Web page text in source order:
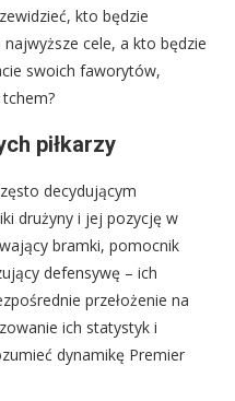
kto będzie
cele, a kto będzie
swoich faworytów,
piłkarzy
decydującym
drużyny i jej pozycję w
bramki, pomocnik
defensywę – ich
przełożenie na
ich statystyk i
dynamikę Premier